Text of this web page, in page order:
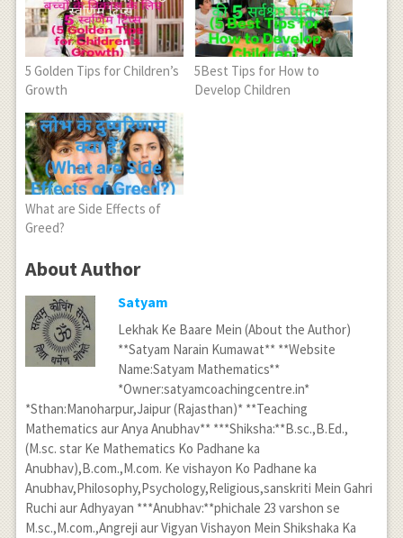
5 Golden Tips for Children’s
Growth
5Best Tips for How to
Develop Children
What are Side Effects of
Greed?
About Author
Satyam
Lekhak Ke Baare Mein (About the Author)
**Satyam Narain Kumawat** **Website
Name:Satyam Mathematics**
*Owner:satyamcoachingcentre.in*
*Sthan:Manoharpur,Jaipur (Rajasthan)* **Teaching
Mathematics aur Anya Anubhav** ***Shiksha:**B.sc.,B.Ed.,
(M.sc. star Ke Mathematics Ko Padhane ka
Anubhav),B.com.,M.com. Ke vishayon Ko Padhane ka
Anubhav,Philosophy,Psychology,Religious,sanskriti Mein Gahri
Ruchi aur Adhyayan ***Anubhav:**phichale 23 varshon se
M.sc.,M.com.,Angreji aur Vigyan Vishayon Mein Shikshaka Ka